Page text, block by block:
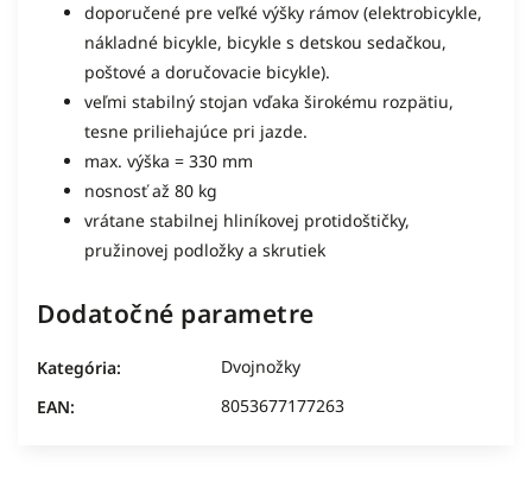
doporučené pre veľké výšky rámov (elektrobicykle,
nákladné bicykle, bicykle s detskou sedačkou,
poštové a doručovacie bicykle).
veľmi stabilný stojan vďaka širokému rozpätiu,
tesne priliehajúce pri jazde.
max. výška = 330 mm
nosnosť až 80 kg
vrátane stabilnej hliníkovej protidoštičky,
pružinovej podložky a skrutiek
Dodatočné parametre
Kategória:
Dvojnožky
EAN: 8053677177263